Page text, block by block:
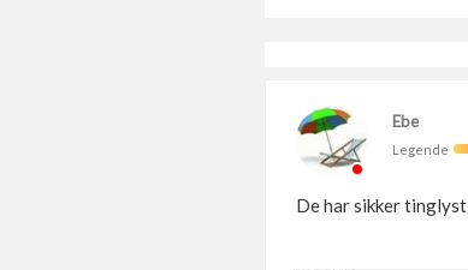
Ebe
Legende
De har sikker